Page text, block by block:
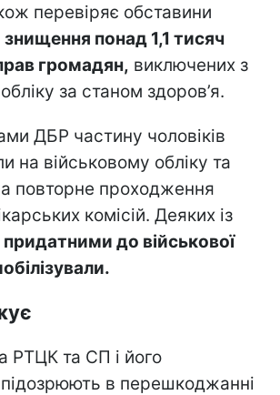
перевіряє обставини
знищення понад 1,1 тисяч
громадян, виключених з
за станом здоров’я.
ДБР частину чоловіків
на військовому обліку та
повторне проходження
комісій. Деяких із
до військової
РТЦК та СП і його
в перешкоджанні